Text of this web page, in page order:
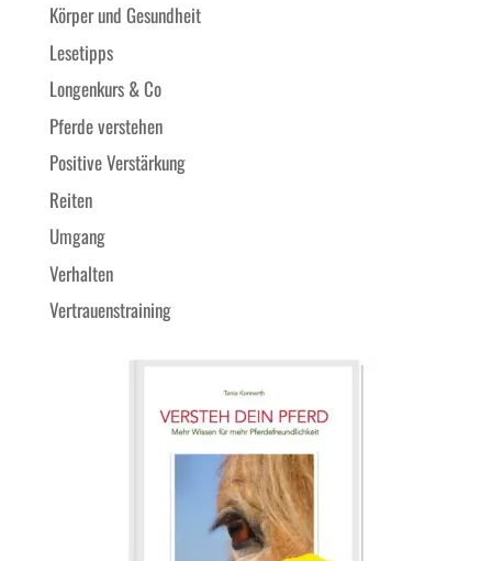
Körper und Gesundheit
Lesetipps
Longenkurs & Co
Pferde verstehen
Positive Verstärkung
Reiten
Umgang
Verhalten
Vertrauenstraining